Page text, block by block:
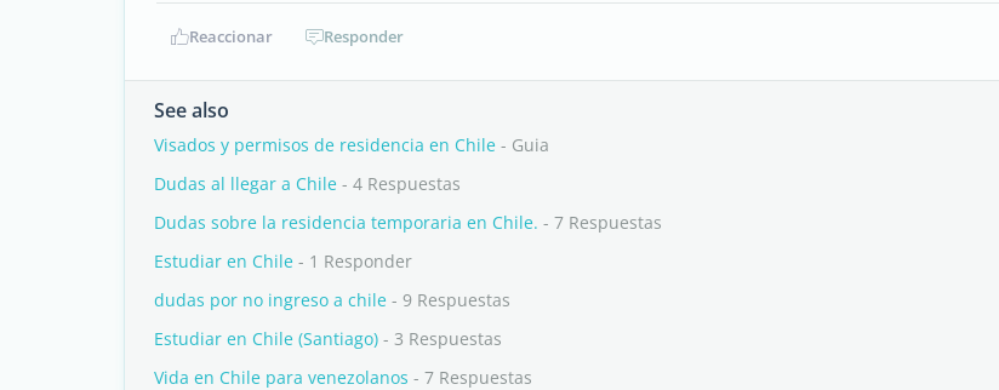
Reaccionar Responder
See also
Visados y permisos de residencia en Chile - Guia
Dudas al llegar a Chile - 4 Respuestas
Dudas sobre la residencia temporaria en Chile. - 7 Respuestas
Estudiar en Chile - 1 Responder
dudas por no ingreso a chile - 9 Respuestas
Estudiar en Chile (Santiago) - 3 Respuestas
Vida en Chile para venezolanos - 7 Respuestas